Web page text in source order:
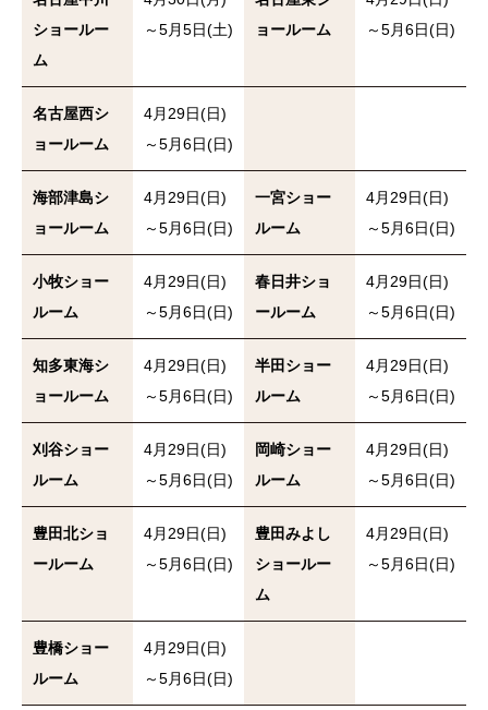
ショールー
ム
～5月5日(土)
ョールーム
～5月6日(日)
名古屋西シ
ョールーム
4月29日(日)
～5月6日(日)
海部津島シ
ョールーム
4月29日(日)
～5月6日(日)
一宮ショー
ルーム
4月29日(日)
～5月6日(日)
小牧ショー
ルーム
4月29日(日)
～5月6日(日)
春日井ショ
ールーム
4月29日(日)
～5月6日(日)
知多東海シ
ョールーム
4月29日(日)
～5月6日(日)
半田ショー
ルーム
4月29日(日)
～5月6日(日)
刈谷ショー
ルーム
4月29日(日)
～5月6日(日)
岡崎ショー
ルーム
4月29日(日)
～5月6日(日)
豊田北ショ
ールーム
4月29日(日)
～5月6日(日)
豊田みよし
ショールー
ム
4月29日(日)
～5月6日(日)
豊橋ショー
ルーム
4月29日(日)
～5月6日(日)